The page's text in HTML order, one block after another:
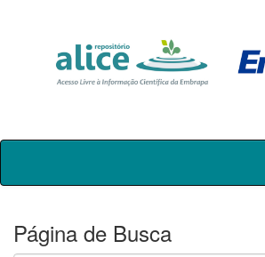
Skip
Página de Busca